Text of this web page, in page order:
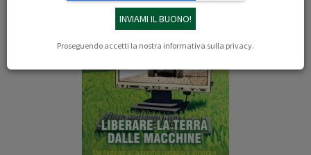
Proseguendo accetti la nostra informativa sulla privacy.